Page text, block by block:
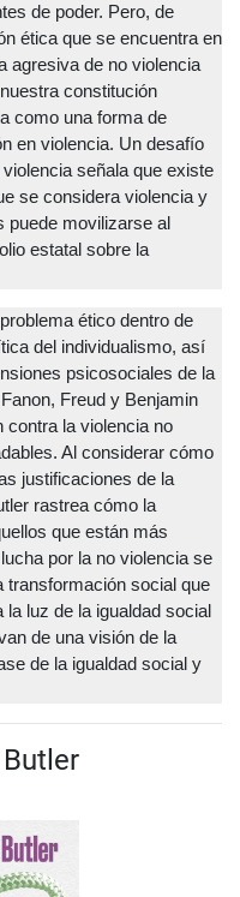
de poder. Pero, de
ética que se encuentra en
agresiva de no violencia
constitución
como una forma de
en violencia. Un desafío
señala que existe
se considera violencia y
puede movilizarse al
estatal sobre la
ético dentro de
del individualismo, así
psicosociales de la
Freud y Benjamin
contra la violencia no
Al considerar cómo
justificaciones de la
rastrea cómo la
que están más
por la no violencia se
transformación social que
luz de la igualdad social
de una visión de la
de la igualdad social y